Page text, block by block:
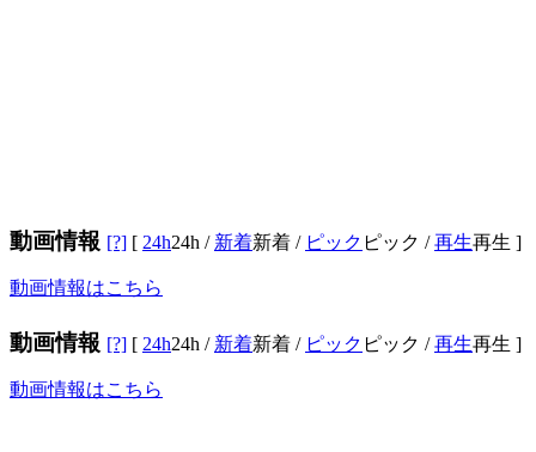
動画情報 [?] [ 24h24h / 新着新着 / ピック ピック /再生再生 ]
動画情報はこちら
動画情報 [?] [ 24h24h / 新着新着 / ピック ピック /再生再生 ]
動画情報はこちら